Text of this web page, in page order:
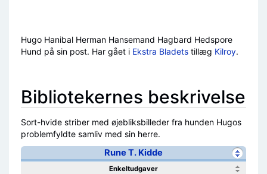
Hugo Hanibal Herman Hansemand Hagbard Hedspore
Hund på sin post. Har gået i Ekstra Bladets tillæg Kilroy.
Bibliotekernes beskrivelse
Sort-hvide striber med øjebliksbilleder fra hunden Hugos
problemfyldte samliv med sin herre.
Rune T. Kidde
Enkeltudgaver